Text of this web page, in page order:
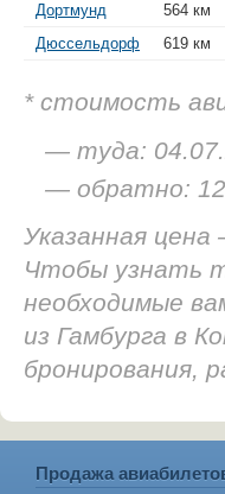
Дортмунд
564 км
Дюссельдорф
619 км
* стоимость
— туда:
— обратно:
Указанная
Чтобы узнать
необходимые
из Гамбурга в
бронирования,
Продажа